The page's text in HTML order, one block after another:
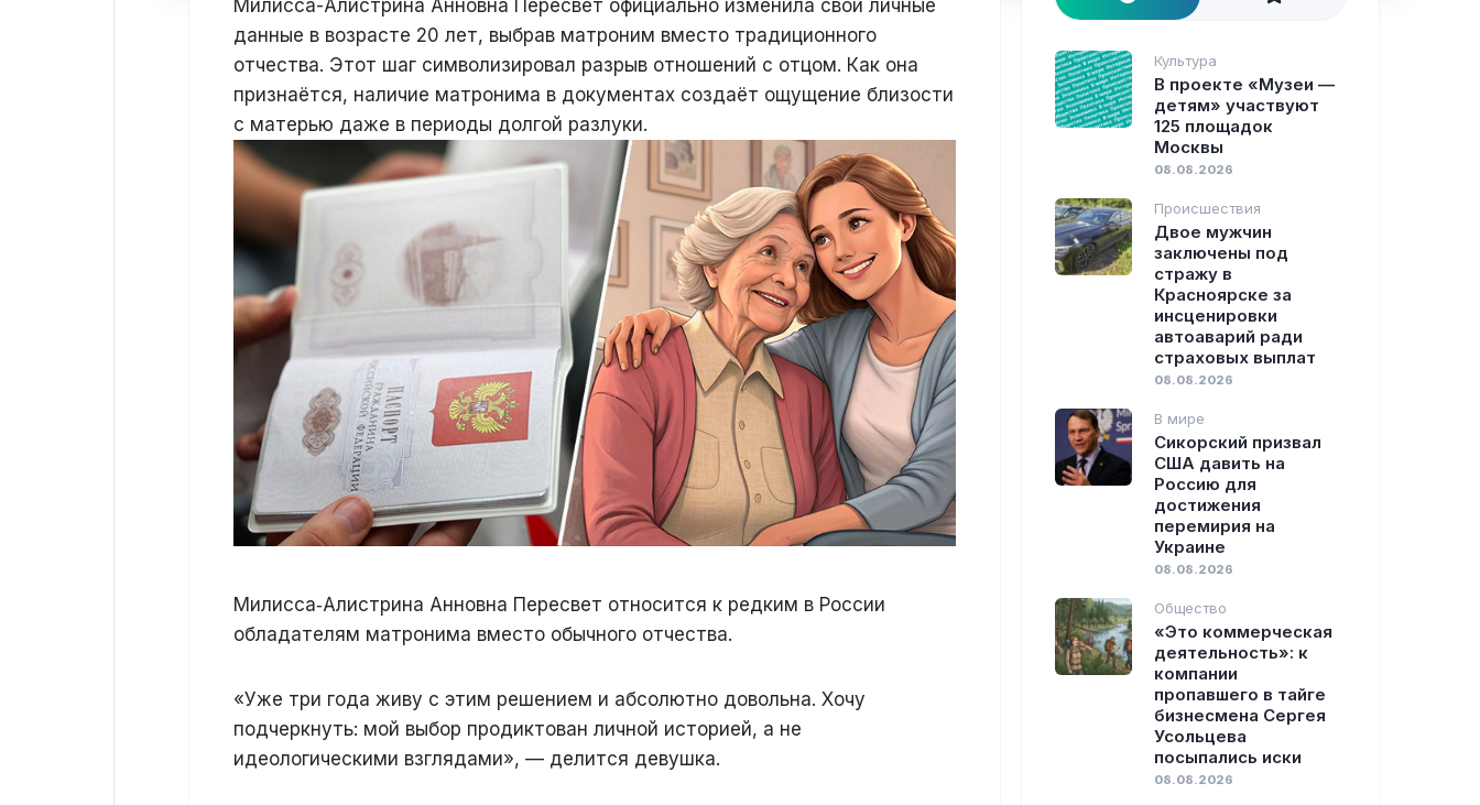
Милисса-Алистрина Анновна Пересвет официально изменила свои личные
данные в возрасте 20 лет, выбрав матроним вместо традиционного
отчества. Этот шаг символизировал разрыв отношений с отцом. Как она
признаётся, наличие матронима в документах создаёт ощущение близости
с матерью даже в периоды долгой разлуки.
Милисса‑Алистрина Анновна Пересвет относится к редким в России
обладателям матронима вместо обычного отчества.
«Уже три года живу с этим решением и абсолютно довольна. Хочу
подчеркнуть: мой выбор продиктован личной историей, а не
идеологическими взглядами», — делится девушка.
Культура
В проекте «Музеи —
детям» участвуют
125 площадок
Москвы
08.08.2026
Происшествия
Двое мужчин
заключены под
стражу в
Красноярске за
инсценировки
автоаварий ради
страховых выплат
08.08.2026
В мире
Сикорский призвал
США давить на
Россию для
достижения
перемирия на
Украине
08.08.2026
Общество
«Это коммерческая
деятельность»: к
компании
пропавшего в тайге
бизнесмена Сергея
Усольцева
посыпались иски
08.08.2026